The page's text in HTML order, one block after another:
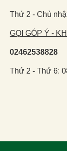
Thứ 2 - Chủ
GỌI GÓP Ý -
02462538828
Thứ 2 - Thứ 6: